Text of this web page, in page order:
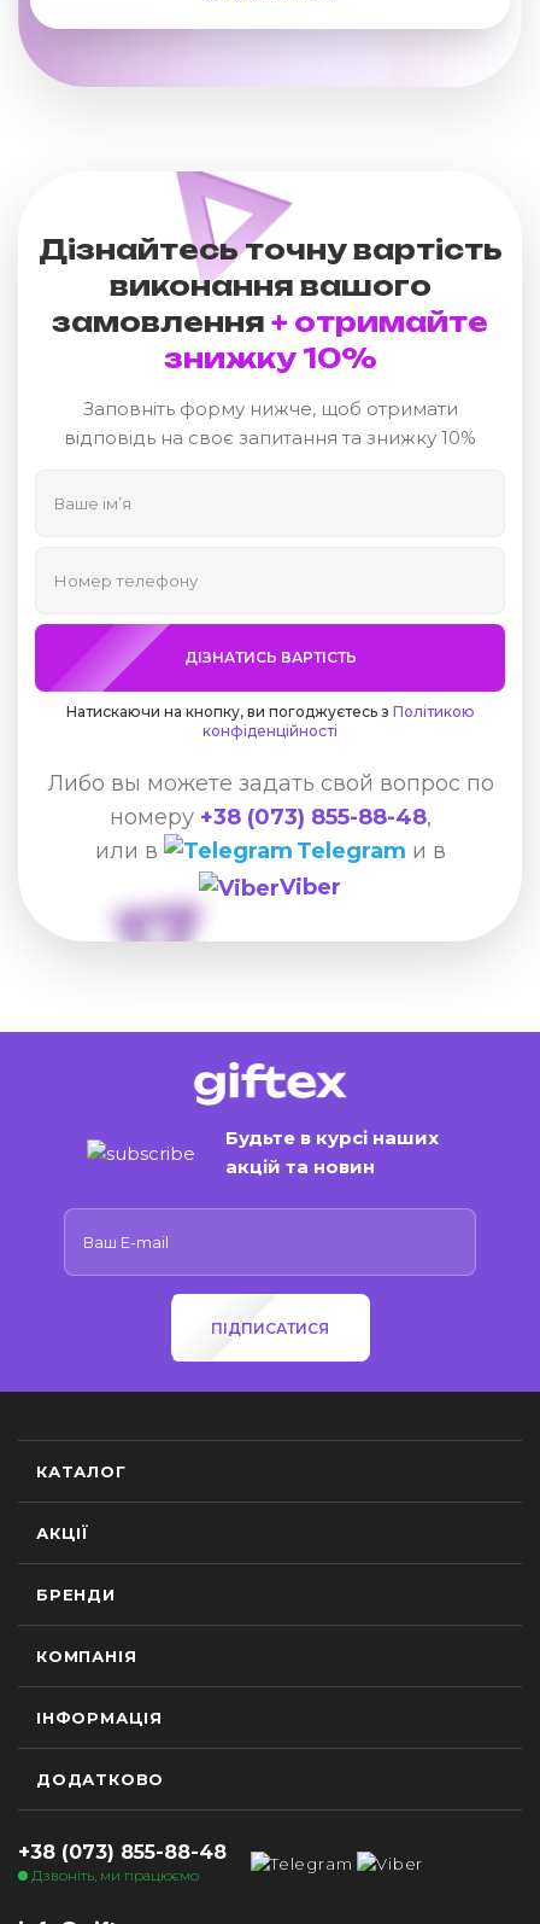
Дізнайтесь точну вартість
виконання вашого
замовлення + отримайте
знижку 10%
Заповніть форму нижче, щоб отримати
відповідь на своє запитання та знижку 10%
ДІЗНАТИСЬ ВАРТІСТЬ
Натискаючи на кнопку, ви погоджуєтесь з Політикою
конфіденційності
Либо вы можете задать свой вопрос по
номеру +38 (073) 855-88-48,
или в
Telegram и в
Viber
Будьте в курсі наших
акцій та новин
ПІДПИСАТИСЯ
КАТАЛОГ
АКЦІЇ
БРЕНДИ
КОМПАНІЯ
ІНФОРМАЦІЯ
ДОДАТКОВО
+38 (073) 855-88-48
Дзвоніть, ми працюємо